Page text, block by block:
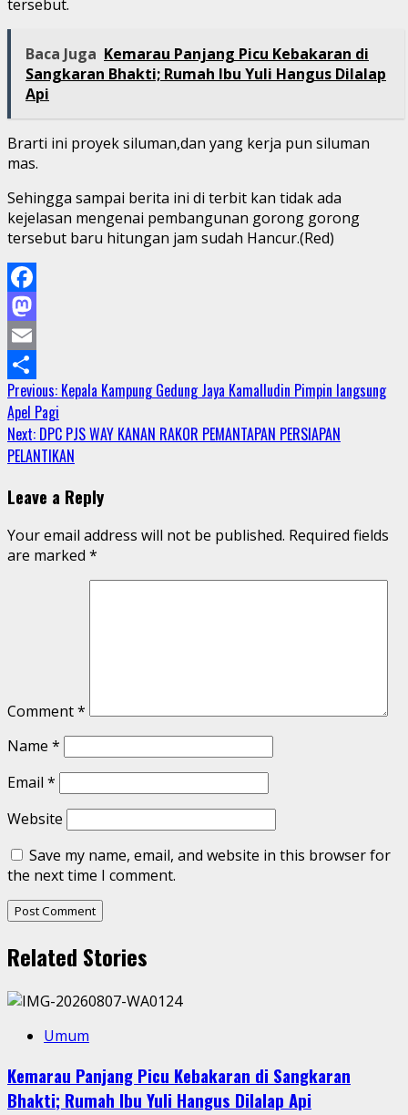
tersebut.
Baca Juga Kemarau Panjang Picu Kebakaran di
Sangkaran Bhakti; Rumah Ibu Yuli Hangus Dilalap
Api
Brarti ini proyek siluman,dan yang kerja pun siluman
mas.
Sehingga sampai berita ini di terbit kan tidak ada
kejelasan mengenai pembangunan gorong gorong
tersebut baru hitungan jam sudah Hancur.(Red)
Facebook
Mastodon
Email
Share
Continue
Reading
Previous: Kepala Kampung Gedung Jaya Kamalludin Pimpin langsung
Apel Pagi
Next: DPC PJS WAY KANAN RAKOR PEMANTAPAN PERSIAPAN
PELANTIKAN
Leave a Reply
Your email address will not be published. Required fields
are marked *
Comment*
Name *
Email *
Website
Save my name, email, and website in this browser for
the next time I comment.
Related Stories
Umum
Kemarau Panjang Picu Kebakaran di Sangkaran
Bhakti; Rumah Ibu Yuli Hangus Dilalap Api